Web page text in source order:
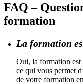
FAQ –
formation
La formation
Oui, la formation est
ce qui vous permet
de votre formation